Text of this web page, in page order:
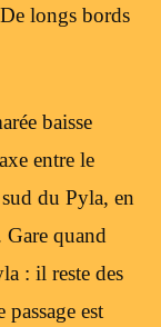
longs bords
baisse
entre le
du Pyla, en
Gare quand
: il reste des
est